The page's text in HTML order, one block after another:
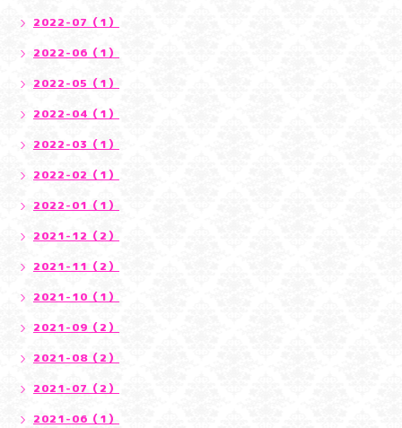
2022-07（1）
2022-06（1）
2022-05（1）
2022-04（1）
2022-03（1）
2022-02（1）
2022-01（1）
2021-12（2）
2021-11（2）
2021-10（1）
2021-09（2）
2021-08（2）
2021-07（2）
2021-06（1）